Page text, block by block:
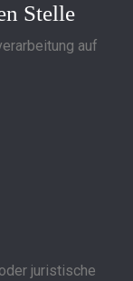
Stelle
auf
juristische